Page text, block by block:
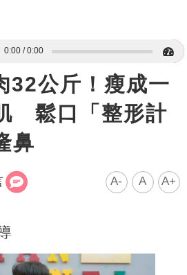
0:00 0:00
32公斤！瘦成一
鬆口「整形計
鼻
A- A A+